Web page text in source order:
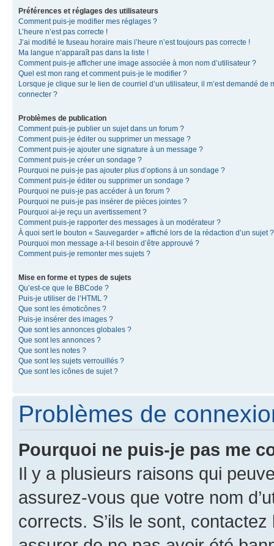
Préférences et réglages des utilisateurs
Comment puis-je modifier mes réglages ?
L’heure n’est pas correcte !
J’ai modifié le fuseau horaire mais l’heure n’est toujours pas correcte !
Ma langue n’apparaît pas dans la liste !
Comment puis-je afficher une image associée à mon nom d’utilisateur ?
Quel est mon rang et comment puis-je le modifier ?
Lorsque je clique sur le lien de courriel d’un utilisateur, il m’est demandé de
connecter ?
Problèmes de publication
Comment puis-je publier un sujet dans un forum ?
Comment puis-je éditer ou supprimer un message ?
Comment puis-je ajouter une signature à un message ?
Comment puis-je créer un sondage ?
Pourquoi ne puis-je pas ajouter plus d’options à un sondage ?
Comment puis-je éditer ou supprimer un sondage ?
Pourquoi ne puis-je pas accéder à un forum ?
Pourquoi ne puis-je pas insérer de pièces jointes ?
Pourquoi ai-je reçu un avertissement ?
Comment puis-je rapporter des messages à un modérateur ?
À quoi sert le bouton « Sauvegarder » affiché lors de la rédaction d’un sujet ?
Pourquoi mon message a-t-il besoin d’être approuvé ?
Comment puis-je remonter mes sujets ?
Mise en forme et types de sujets
Qu’est-ce que le BBCode ?
Puis-je utiliser de l’HTML ?
Que sont les émoticônes ?
Puis-je insérer des images ?
Que sont les annonces globales ?
Que sont les annonces ?
Que sont les notes ?
Que sont les sujets verrouillés ?
Que sont les icônes de sujet ?
Problèmes de
Pourquoi ne puis-je pas me
Il y a plusieurs raisons qui
assurez-vous que votre nom
corrects. S’ils le sont,